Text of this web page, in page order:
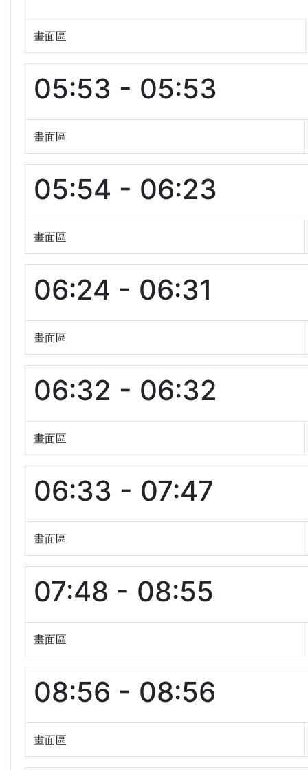
畫面區
05:53 - 05:53
畫面區
05:54 - 06:23
畫面區
06:24 - 06:31
畫面區
06:32 - 06:32
畫面區
06:33 - 07:47
畫面區
07:48 - 08:55
畫面區
08:56 - 08:56
畫面區